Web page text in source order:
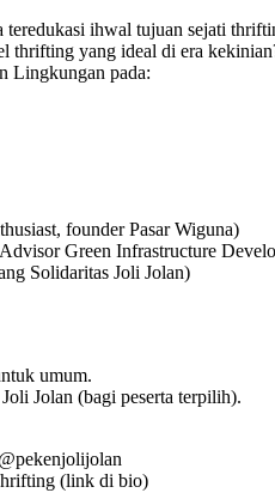
ihwal tujuan sejati
thrifting yang ideal di era
Lingkungan pada:
founder Pasar Wiguna)
Green Infrastructure
Solidaritas Joli Jolan)
umum.
Jolan (bagi peserta terpilih).
(link di bio)